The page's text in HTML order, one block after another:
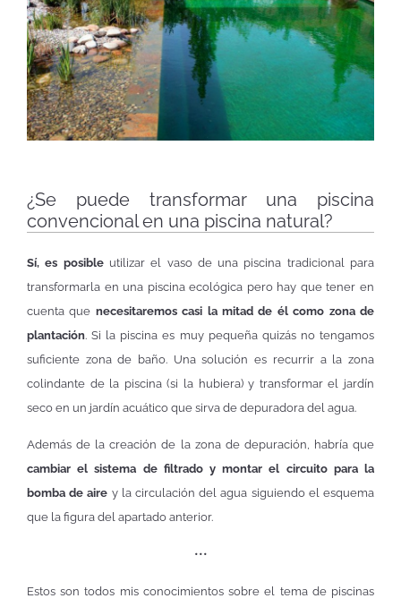
¿Se puede transformar una piscina
convencional en una piscina natural?
Sí, es posibleutilizar el vaso de una piscina tradicional para
transformarla en una piscina ecológica pero hay que tener en
cuenta que necesitaremos casi la mitad de él como zona de
plantación. Si la piscina es muy pequeña quizás no tengamos
suficiente zona de baño. Una solución es recurrir a la zona
colindante de la piscina (si la hubiera) y transformar el jardín
seco en un jardín acuático que sirva de depuradora del agua.
Además de la creación de la zona de depuración, habría que
cambiar el sistema de filtrado y montar el circuito para la
bomba de aire y la circulación del agua siguiendo el esquema
que la figura del apartado anterior.
•••
Estos son todos mis conocimientos sobre el tema de piscinas